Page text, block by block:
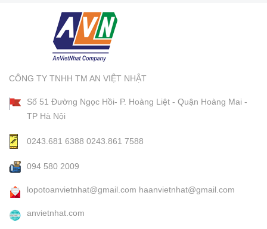
CÔNG TY TNHH TM AN VIỆT NHẬT
Số 51 Đường Ngọc Hồi- P. Hoàng Liệt - Quận Hoàng Mai -
TP Hà Nội
0243.681 6388 0243.861 7588
094 580 2009
lopotoanvietnhat@gmail.com haanvietnhat@gmail.com
anvietnhat.com